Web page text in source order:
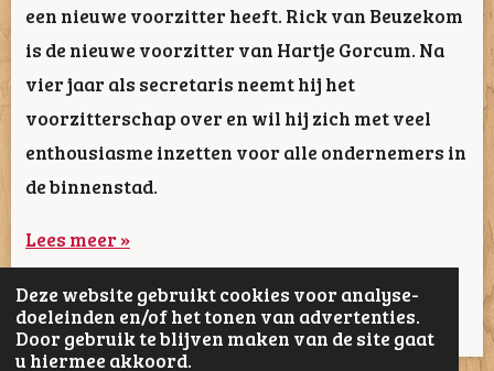
Deze website gebruikt cookies voor analyse-
doeleinden en/of het tonen van advertenties.
Door gebruik te blijven maken van de site gaat
u hiermee akkoord.
een nieuwe voorzitter heeft. Rick van Beuzekom
is de nieuwe voorzitter van Hartje Gorcum. Na
vier jaar als secretaris neemt hij het
voorzitterschap over en wil hij zich met veel
enthousiasme inzetten voor alle ondernemers in
de binnenstad.
Lees meer »
1 2 3 4 5 62